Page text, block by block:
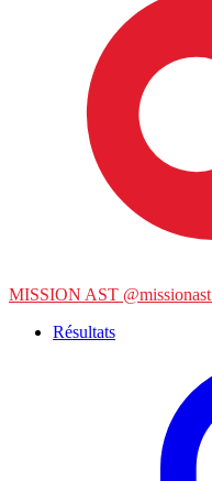
MISSION AST @missionast_
Résultats